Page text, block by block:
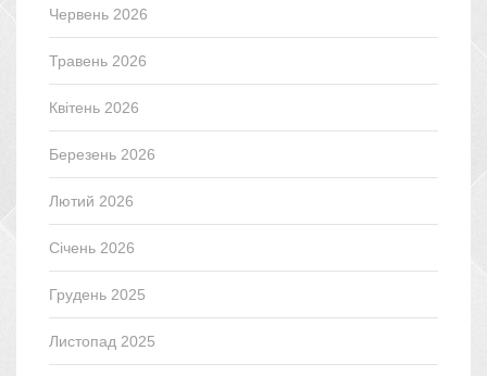
Червень 2026
Травень 2026
Квітень 2026
Березень 2026
Лютий 2026
Січень 2026
Грудень 2025
Листопад 2025